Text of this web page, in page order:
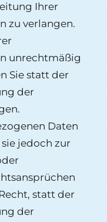
Ihrer
zu verlangen.
unrechtmäßig
Sie statt der
der
Daten
jedoch zur
statt der
der